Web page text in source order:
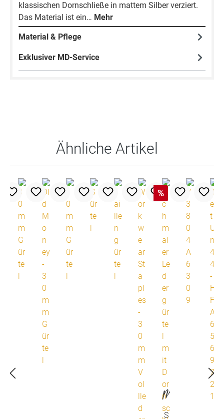
klassischen Dornschließe in mattem Silber verziert.
Das Material ist ein… Mehr
Material & Pflege
Exklusiver MD-Service
Ähnliche Artikel
%
M
ar
S